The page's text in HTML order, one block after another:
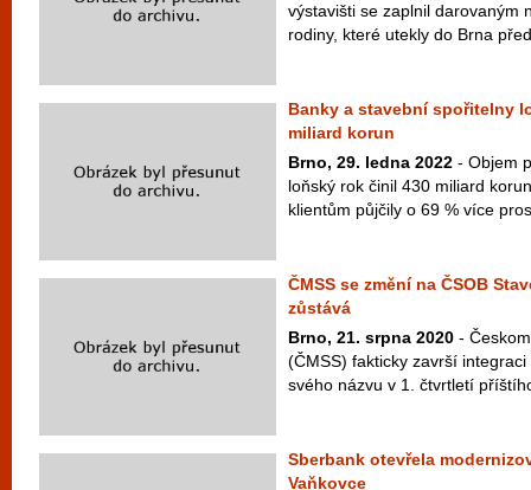
výstavišti se zaplnil darovaným
rodiny, které utekly do Brna
Banky a stavební spořitelny
miliard korun
Brno, 29. ledna 2022 - Objem
loňský rok činil 430 miliard
klientům půjčily o 69 % více
ČMSS se změní na ČSOB
zůstává
Brno, 21. srpna 2020 -
(ČMSS) fakticky završí
svého názvu v 1. čtvrtletí
Sberbank otevřela
Vaňkovce